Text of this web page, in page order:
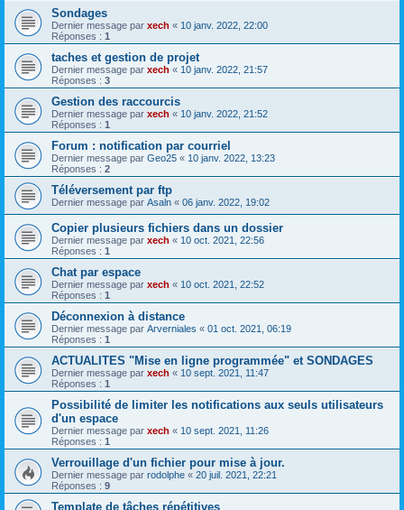
Sondages
Dernier message par xech « 10 janv. 2022, 22:00
Réponses : 1
taches et gestion de projet
Dernier message par xech « 10 janv. 2022, 21:57
Réponses : 3
Gestion des raccourcis
Dernier message par xech « 10 janv. 2022, 21:52
Réponses : 1
Forum : notification par courriel
Dernier message par Geo25 « 10 janv. 2022, 13:23
Réponses : 2
Téléversement par ftp
Dernier message par Asaln « 06 janv. 2022, 19:02
Copier plusieurs fichiers dans un dossier
Dernier message par xech « 10 oct. 2021, 22:56
Réponses : 1
Chat par espace
Dernier message par xech « 10 oct. 2021, 22:52
Réponses : 1
Déconnexion à distance
Dernier message par Arverniales « 01 oct. 2021, 06:19
Réponses : 1
ACTUALITES "Mise en ligne programmée" et SONDAGES
Dernier message par xech « 10 sept. 2021, 11:47
Réponses : 1
Possibilité de limiter les notifications aux seuls utilisateurs
d'un espace
Dernier message par xech « 10 sept. 2021, 11:26
Réponses : 1
Verrouillage d'un fichier pour mise à jour.
Dernier message par rodolphe « 20 juil. 2021, 22:21
Réponses : 9
Template de tâches répétitives